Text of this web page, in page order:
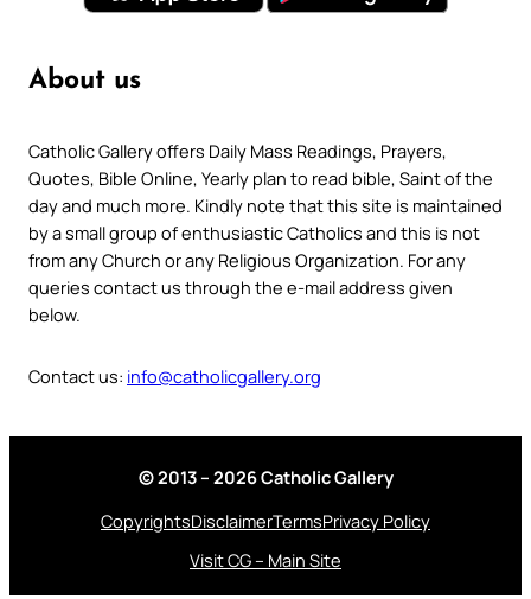
About us
Catholic Gallery offers Daily Mass Readings, Prayers,
Quotes, Bible Online, Yearly plan to read bible, Saint of the
day and much more. Kindly note that this site is maintained
by a small group of enthusiastic Catholics and this is not
from any Church or any Religious Organization. For any
queries contact us through the e-mail address given
below.
Contact us: info@catholicgallery.org
© 2013 – 2026 Catholic Gallery
CopyrightsDisclaimerTermsPrivacy Policy
Visit CG – Main Site